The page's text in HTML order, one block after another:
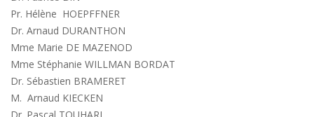
Pr. Hélène HOEPFFNER
Dr. Arnaud DURANTHON
Mme Marie DE MAZENOD
Mme Stéphanie WILLMAN BORDAT
Dr. Sébastien BRAMERET
M. Arnaud KIECKEN